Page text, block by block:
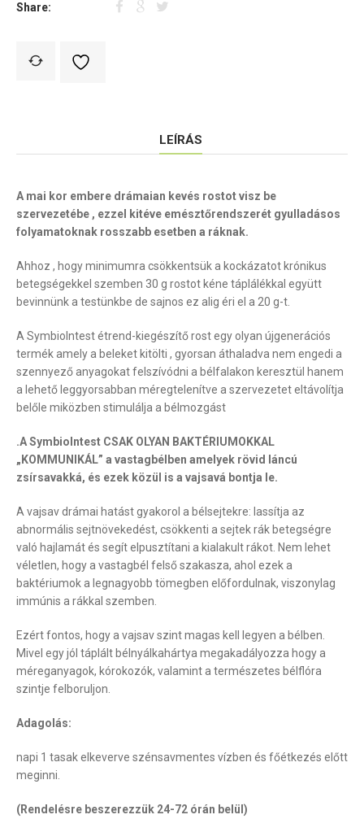
Share:
LEÍRÁS
A mai kor embere drámaian kevés rostot visz be
szervezetébe , ezzel kitéve emésztőrendszerét gyulladásos
folyamatoknak rosszabb esetben a ráknak.
Ahhoz , hogy minimumra csökkentsük a kockázatot krónikus
betegségekkel szemben 30 g rostot kéne táplálékkal együtt
bevinnünk a testünkbe de sajnos ez alig éri el a 20 g-t.
A SymbioIntest étrend-kiegészítő rost egy olyan újgenerációs
termék amely a beleket kitölti , gyorsan áthaladva nem engedi a
szennyező anyagokat felszívódni a bélfalakon keresztül hanem
a lehető leggyorsabban méregtelenítve a szervezetet eltávolítja
belőle miközben stimulálja a bélmozgást
.A SymbioIntest CSAK OLYAN BAKTÉRIUMOKKAL
„KOMMUNIKÁL” a vastagbélben amelyek rövid láncú
zsírsavakká, és ezek közül is a vajsavá bontja le.
A vajsav drámai hatást gyakorol a bélsejtekre: lassítja az
abnormális sejtnövekedést, csökkenti a sejtek rák betegségre
való hajlamát és segít elpusztítani a kialakult rákot. Nem lehet
véletlen, hogy a vastagbél felső szakasza, ahol ezek a
baktériumok a legnagyobb tömegben előfordulnak, viszonylag
immúnis a rákkal szemben.
Ezért fontos, hogy a vajsav szint magas kell legyen a bélben.
Mivel egy jól táplált bélnyálkahártya megakadályozza hogy a
méreganyagok, kórokozók, valamint a természetes bélflóra
szintje felboruljon.
Adagolás:
napi 1 tasak elkeverve szénsavmentes vízben és főétkezés előtt
meginni.
(Rendelésre beszerezzük 24-72 órán belül)